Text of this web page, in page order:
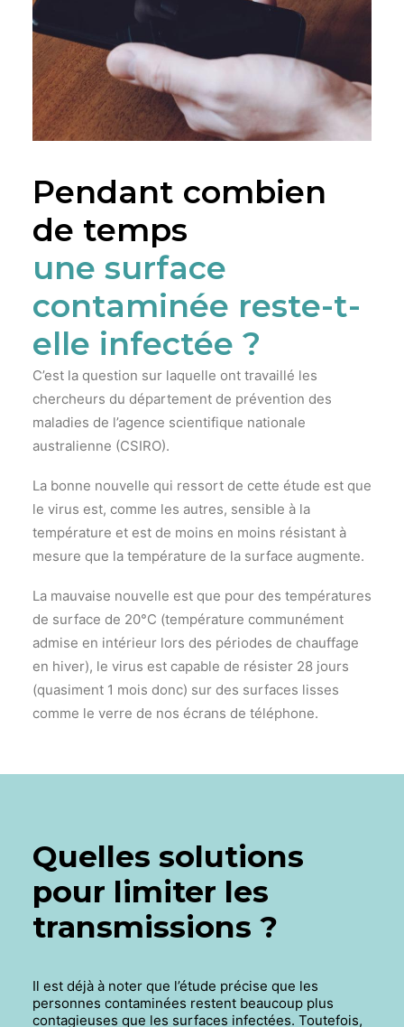
Pendant combien
de temps
une surface
contaminée reste-t-
elle infectée ?
C’est la question sur laquelle ont travaillé les
chercheurs du département de prévention des
maladies de l’agence scientifique nationale
australienne (CSIRO).
La bonne nouvelle qui ressort de cette étude est que
le virus est, comme les autres, sensible à la
température et est de moins en moins résistant à
mesure que la température de la surface augmente.
La mauvaise nouvelle est que pour des températures
de surface de 20°C (température communément
admise en intérieur lors des périodes de chauffage
en hiver), le virus est capable de résister 28 jours
(quasiment 1 mois donc) sur des surfaces lisses
comme le verre de nos écrans de téléphone.
Quelles solutions
pour limiter les
transmissions ?
Il est déjà à noter que l’étude précise que les
personnes contaminées restent beaucoup plus
contagieuses que les surfaces infectées. Toutefois,